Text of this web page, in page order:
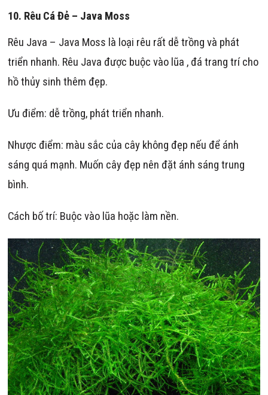
10. Rêu Cá Đẻ – Java Moss
Rêu Java – Java Moss là loại rêu rất dễ trồng và phát
triển nhanh. Rêu Java được buộc vào lũa , đá trang trí cho
hồ thủy sinh thêm đẹp.
Ưu điểm: dễ trồng, phát triển nhanh.
Nhược điểm: màu sắc của cây không đẹp nếu để ánh
sáng quá mạnh. Muốn cây đẹp nên đặt ánh sáng trung
bình.
Cách bố trí: Buộc vào lũa hoặc làm nền.